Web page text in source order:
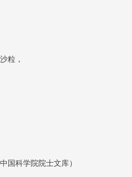
粒，
国科学院院士文库）